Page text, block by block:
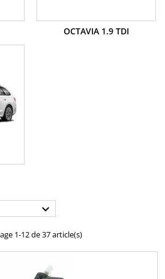
OCTAVIA 1.9 TDI

1-12 de 37 article(s)